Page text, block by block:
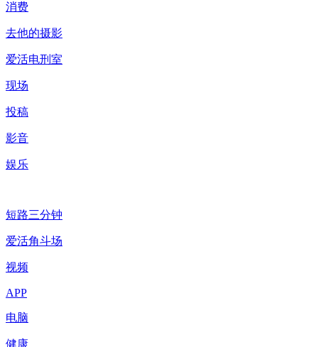
消费
去他的摄影
爱活电刑室
现场
投稿
影音
娱乐
短路三分钟
爱活角斗场
视频
APP
电脑
健康